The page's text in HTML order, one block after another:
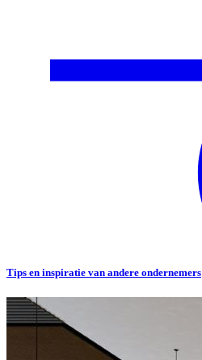
Tips en inspiratie van andere ondernemers